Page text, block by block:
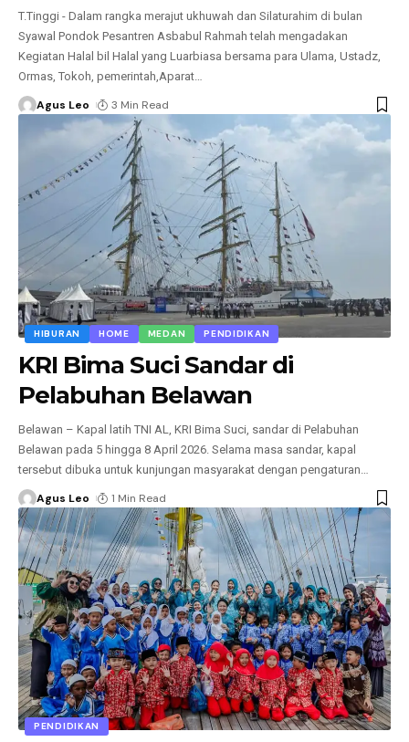
T.Tinggi - Dalam rangka merajut ukhuwah dan Silaturahim di bulan
Syawal Pondok Pesantren Asbabul Rahmah telah mengadakan
Kegiatan Halal bil Halal yang Luarbiasa bersama para Ulama, Ustadz,
Ormas, Tokoh, pemerintah,Aparat
Agus Leo 3 Min Read
HIBURAN HOME MEDAN PENDIDIKAN
KRI Bima Suci Sandar di
Pelabuhan Belawan
Belawan – Kapal latih TNI AL, KRI Bima Suci, sandar di Pelabuhan
Belawan pada 5 hingga 8 April 2026. Selama masa sandar, kapal
tersebut dibuka untuk kunjungan masyarakat dengan pengaturan
Agus Leo 1 Min Read
PENDIDIKAN